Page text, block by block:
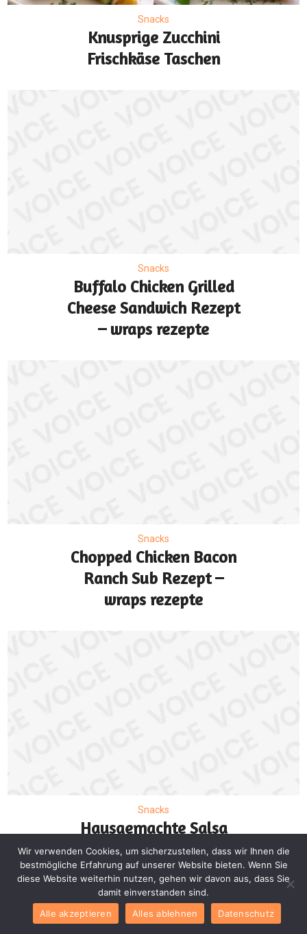
Snacks
Knusprige Zucchini
Frischkäse Taschen
Snacks
Buffalo Chicken Grilled
Cheese Sandwich Rezept
– wraps rezepte
Snacks
Chopped Chicken Bacon
Ranch Sub Rezept –
wraps rezepte
Snacks
Hausgemachte Salsa
Rezept – Gesunde
rezepte für jede
Gelegenheit
Wir verwenden Cookies, um sicherzustellen, dass wir Ihnen die
bestmögliche Erfahrung auf unserer Website bieten. Wenn Sie
diese Website weiterhin nutzen, gehen wir davon aus, dass Sie
damit einverstanden sind.
Alle akzeptieren
Alles ablehnen Datenschutz